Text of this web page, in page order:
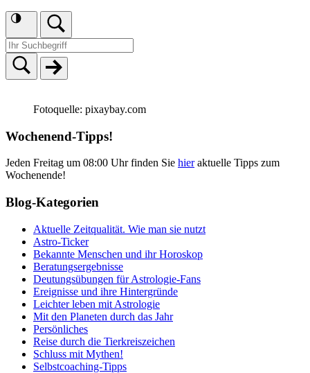
Fotoquelle: pixaybay.com
Wochenend-Tipps!
Jeden Freitag um 08:00 Uhr finden Sie hieraktuelle Tipps zum
Wochenende!
Blog-Kategorien
Aktuelle Zeitqualität. Wie man sie nutzt
Astro-Ticker
Bekannte Menschen und ihr Horoskop
Beratungsergebnisse
Deutungsübungen für Astrologie-Fans
Ereignisse und ihre Hintergründe
Leichter leben mit Astrologie
Mit den Planeten durch das Jahr
Persönliches
Reise durch die Tierkreiszeichen
Schluss mit Mythen!
Selbstcoaching-Tipps